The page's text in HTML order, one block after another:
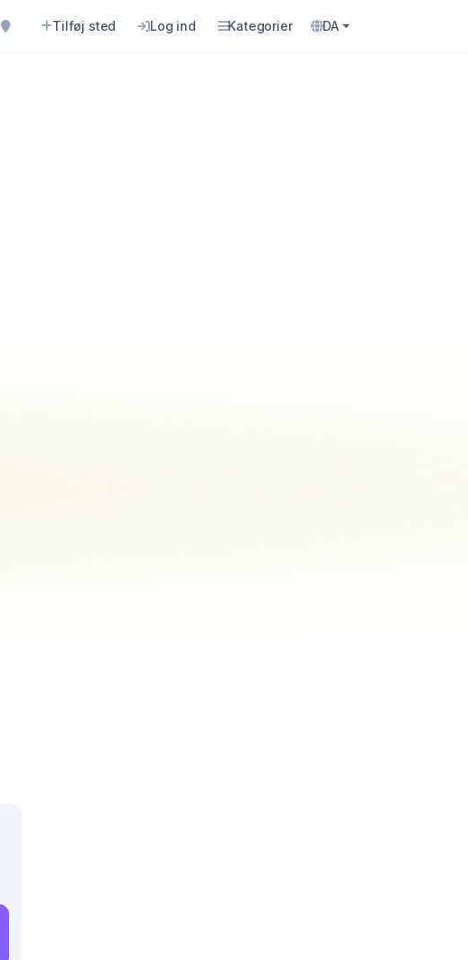
Tilføj sted Log ind Kategorier DA